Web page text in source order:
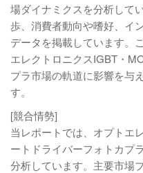
場ダイナミクスを分析して
歩、消費者動向や嗜好、イ
データを掲載しています。
エレクトロニクスIGBT・
プラ市場の軌道に影響を与
す。
[競合情勢]
当レポートでは、オプトエ
ートドライバーフォトカプ
分析しています。主要市場